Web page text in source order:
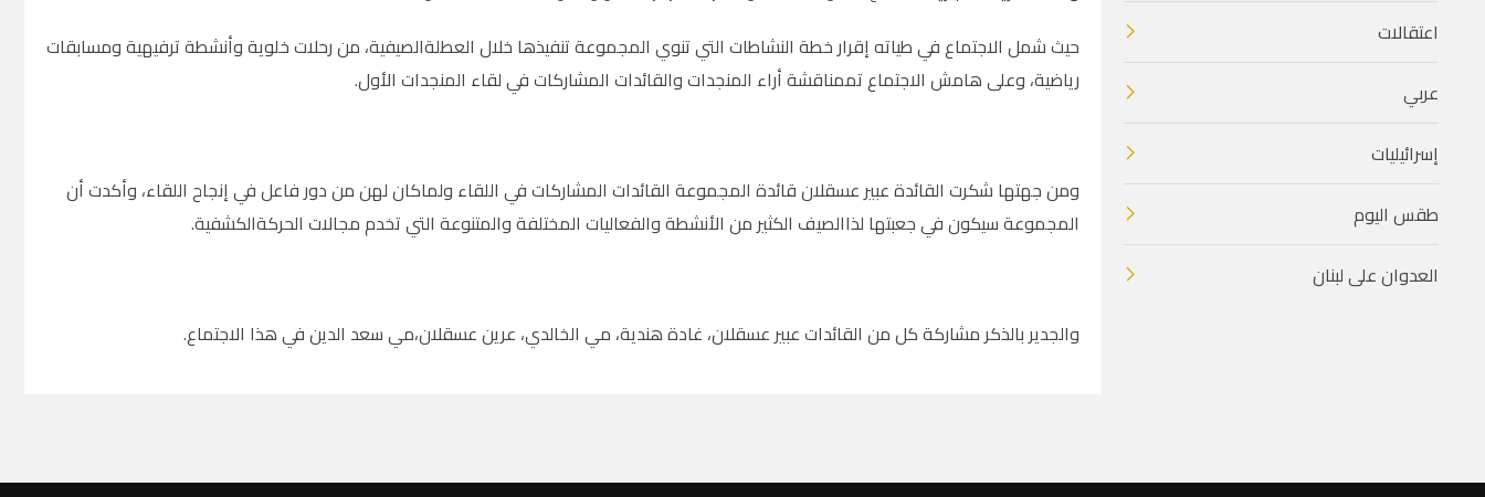
حيث شمل الاجتماع في طياته إقرار خطة النشاطات التي تنوي المجموعة تنفيذها خلال العطلةالصيفية، من رحلات خلوية وأنشطة ترفيهية ومسابقات
رياضية، وعلى هامش الاجتماع تممناقشة أراء المنجدات والقائدات المشاركات في لقاء المنجدات الأول.
ومن جهتها شكرت القائدة عبير عسقلان قائدة المجموعة القائدات المشاركات في اللقاء ولماكان لهن من دور فاعل في إنجاح اللقاء، وأكدت أن
المجموعة سيكون في جعبتها لذاالصيف الكثير من الأنشطة والفعاليات المختلفة والمتنوعة التي تخدم مجالات الحركةالكشفية.
والجدير بالذكر مشاركة كل من القائدات عبير عسقلان، غادة هندية، مي الخالدي، عرين عسقلان،مي سعد الدين في هذا الاجتماع.
اعتقالات
عربي
إسرائيليات
طقس اليوم
العدوان على لبنان